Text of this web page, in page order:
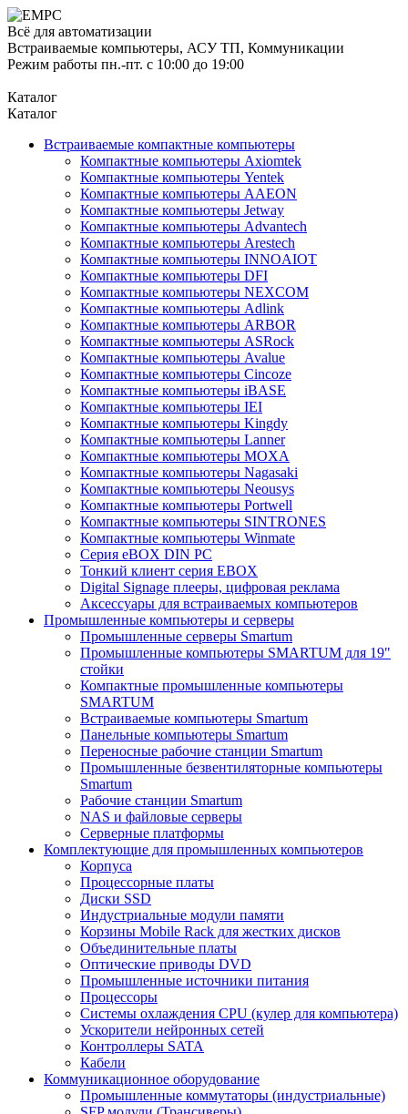
Всё для автоматизации
Встраиваемые компьютеры, АСУ ТП, Коммуникации
Режим работы пн.-пт. с 10:00 до 19:00
Каталог
Каталог
Встраиваемые компактные компьютеры
Компактные компьютеры Axiomtek
Компактные компьютеры Yentek
Компактные компьютеры AAEON
Компактные компьютеры Jetway
Компактные компьютеры Advantech
Компактные компьютеры Arestech
Компактные компьютеры INNOAIOT
Компактные компьютеры DFI
Компактные компьютеры NEXCOM
Компактные компьютеры Adlink
Компактные компьютеры ARBOR
Компактные компьютеры ASRock
Компактные компьютеры Avalue
Компактные компьютеры Cincoze
Компактные компьютеры iBASE
Компактные компьютеры IEI
Компактные компьютеры Kingdy
Компактные компьютеры Lanner
Компактные компьютеры MOXA
Компактные компьютеры Nagasaki
Компактные компьютеры Neousys
Компактные компьютеры Portwell
Компактные компьютеры SINTRONES
Компактные компьютеры Winmate
Серия eBOX DIN PC
Тонкий клиент серия EBOX
Digital Signage плееры, цифровая реклама
Аксессуары для встраиваемых компьютеров
Промышленные компьютеры и серверы
Промышленные серверы Smartum
Промышленные компьютеры SMARTUM для 19"
стойки
Компактные промышленные компьютеры
SMARTUM
Встраиваемые компьютеры Smartum
Панельные компьютеры Smartum
Переносные рабочие станции Smartum
Промышленные безвентиляторные компьютеры
Smartum
Рабочие станции Smartum
NAS и файловые серверы
Серверные платформы
Комплектующие для промышленных компьютеров
Корпуса
Процессорные платы
Диски SSD
Индустриальные модули памяти
Корзины Mobile Rack для жестких дисков
Объединительные платы
Оптические приводы DVD
Промышленные источники питания
Процессоры
Системы охлаждения CPU (кулер для компьютера)
Ускорители нейронных сетей
Контроллеры SATA
Кабели
Коммуникационное оборудование
Промышленные коммутаторы (индустриальные)